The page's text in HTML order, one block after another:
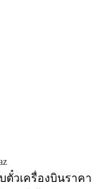
ตั๋วเครื่องบินราคา